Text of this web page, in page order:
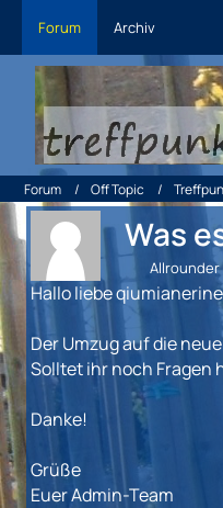
Forum Archiv
Forum Off Topic
Was
Allrounder
Hallo liebe
Der Umzug auf die
Solltet ihr noch Fragen
Danke!
Grüße
Euer Admin-Team